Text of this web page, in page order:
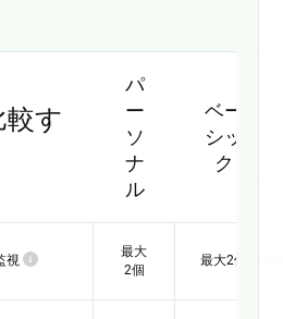
シック
ドルお得です
す
パ
ー
ソ
ナ
ル
ベー
シッ
ク
視
最大
2個
最大2個